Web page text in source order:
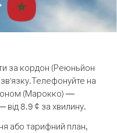
за кордон (Реюньйон
Телефонуйте на
(Марокко) —
від 8.9 ¢ за хвилину.
або тарифний план,